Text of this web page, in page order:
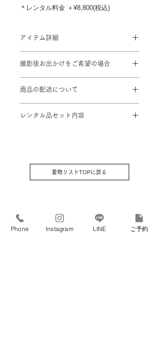
＊レンタル料金 ＋¥8,800(税込)
アイテム詳細
身丈：76cm 肩裄：42cm 袖丈：
57cm
※標準サイズに調整済み。
撮影後お出かけをご希望の場合
す
商品の配送について
着するよう手配致します。
レンタル品セット内容
巾着 ⑧髪飾り (⑦⑧はお着物屋さんセ
レクトです)
着物リストTOPに戻る
Phone Instagram LINE ご予約